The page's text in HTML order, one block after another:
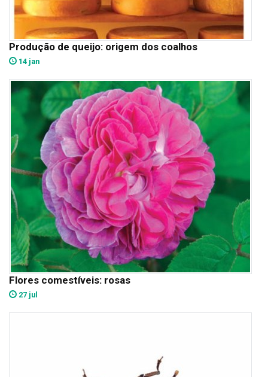
Produção de queijo: origem dos coalhos
14 jan
Flores comestíveis: rosas
27 jul